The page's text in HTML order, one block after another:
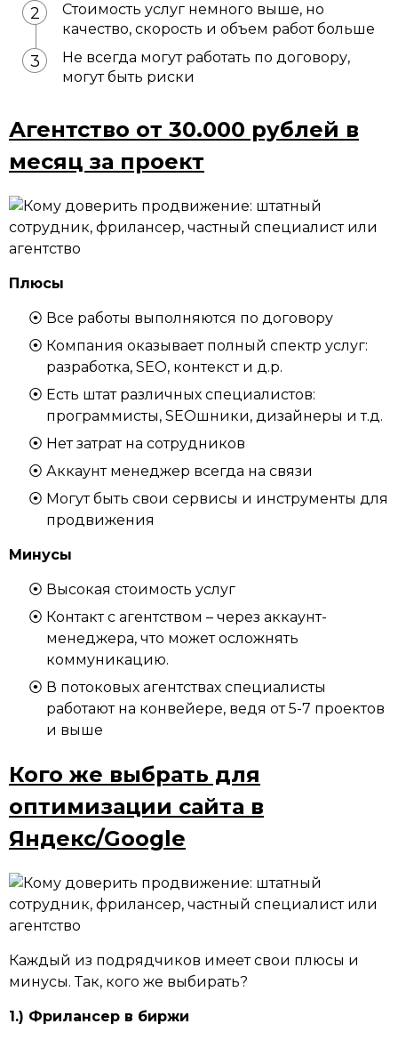
Стоимость услуг немного выше, но
качество, скорость и объем работ больше
Не всегда могут работать по договору,
могут быть риски
Агентство от 30.000 рублей в
месяц за проект
Плюсы
Все работы выполняются по договору
Компания оказывает полный спектр услуг:
разработка, SEO, контекст и д.р.
Есть штат различных специалистов:
программисты, SEOшники, дизайнеры и т.д.
Нет затрат на сотрудников
Аккаунт менеджер всегда на связи
Могут быть свои сервисы и инструменты для
продвижения
Минусы
Высокая стоимость услуг
Контакт с агентством – через аккаунт-
менеджера, что может осложнять
коммуникацию.
В потоковых агентствах специалисты
работают на конвейере, ведя от 5-7 проектов
и выше
Кого же выбрать для
оптимизации сайта в
Яндекс/Google
Каждый из подрядчиков имеет свои плюсы и
минусы. Так, кого же выбирать?
1.) Фрилансер в биржи